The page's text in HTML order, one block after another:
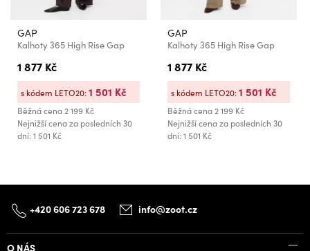
GAP
Kalhoty 365 High Rise Gap
1 877 Kč
Běžná cena2 199 Kč
Nejnižší cena za posledních 30
dní: 1 501 Kč
s kódem LETO20:1 501 Kč
GAP
Kalhoty 365 High Rise Gap
1 877 Kč
Běžná cena2 199 Kč
Nejnižší cena za posledních 30
dní: 1 501 Kč
s kódem LETO20:1 501 Kč
+420 606 723 678 info@zoot.cz
O NÁS